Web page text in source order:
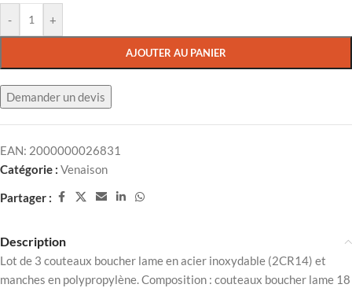
- +
AJOUTER AU PANIER
Demander un devis
EAN: 2000000026831
Catégorie : Venaison
Partager :
Description
Lot de 3 couteaux boucher lame en acier inoxydable (2CR14) et
manches en polypropylène. Composition : couteaux boucher lame 18